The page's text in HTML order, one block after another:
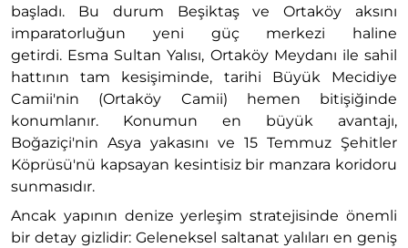
başladı. Bu durum Beşiktaş ve Ortaköy aksını
imparatorluğun yeni güç merkezi haline
getirdi. Esma Sultan Yalısı, Ortaköy Meydanı ile sahil
hattının tam kesişiminde, tarihi Büyük Mecidiye
Camii'nin (Ortaköy Camii) hemen bitişiğinde
konumlanır. Konumun en büyük avantajı,
Boğaziçi'nin Asya yakasını ve 15 Temmuz Şehitler
Köprüsü'nü kapsayan kesintisiz bir manzara koridoru
sunmasıdır.
Ancak yapının denize yerleşim stratejisinde önemli
bir detay gizlidir: Geleneksel saltanat yalıları en geniş